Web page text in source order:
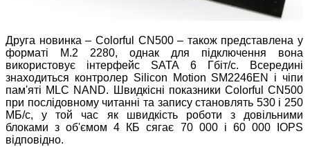
Друга новинка – Colorful CN500 – також представлена у
форматі M.2 2280, однак для підключення вона
використовує інтерфейс SATA 6 Гбіт/с. Всередині
знаходиться контролер Silicon Motion SM2246EN і чіпи
пам'яті MLC NAND. Швидкісні показники Colorful CN500
при послідовному читанні та запису становлять 530 і 250
МБ/с, у той час як швидкість роботи з довільними
блоками з об'ємом 4 КБ сягає 70 000 і 60 000 IOPS
відповідно.